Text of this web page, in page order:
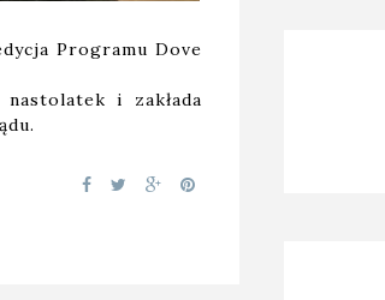
Programu Dove
i zakłada